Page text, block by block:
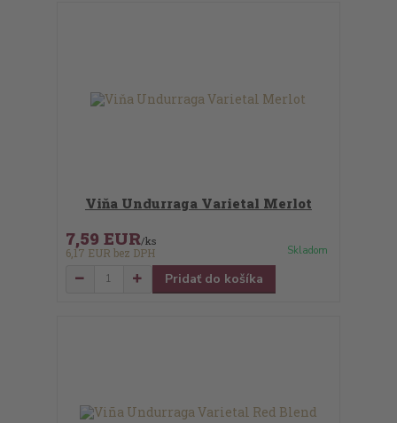
Viňa Undurraga Varietal Merlot
7,59 EUR/ks
6,17 EUR bez DPH Skladom
Pridať do košíka